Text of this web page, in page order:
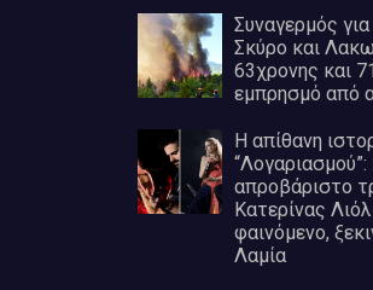
Συναγερμός
Σκύρο και
63χρονης και
εμπρησμό από
Η απίθανη
απροβάριστο
Κατερίνας
φαινόμενο,
Λαμία